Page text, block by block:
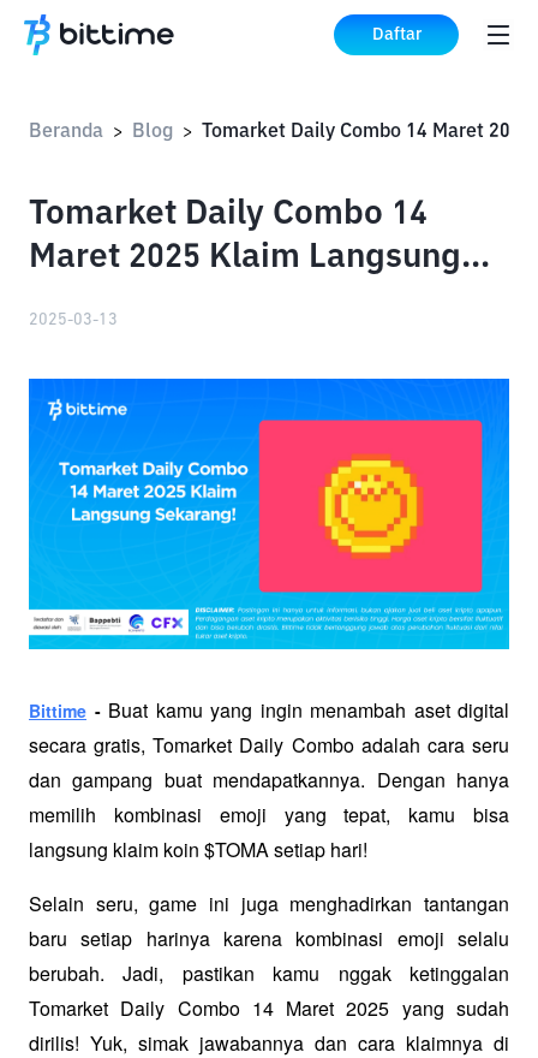
Daftar
Beranda > Blog >
Tomarket Daily Combo 14
Maret 2025 Klaim Langsung
2025-03-13
Bittime - Buat kamu yang ingin menambah aset digital
secara gratis, Tomarket Daily Combo adalah cara seru
dan gampang buat mendapatkannya. Dengan hanya
memilih kombinasi emoji yang tepat, kamu bisa
langsung klaim koin $TOMA setiap hari!
Selain seru, game ini juga menghadirkan tantangan
baru setiap harinya karena kombinasi emoji selalu
berubah. Jadi, pastikan kamu nggak ketinggalan
Tomarket Daily Combo 14 Maret 2025 yang sudah
dirilis! Yuk, simak jawabannya dan cara klaimnya di